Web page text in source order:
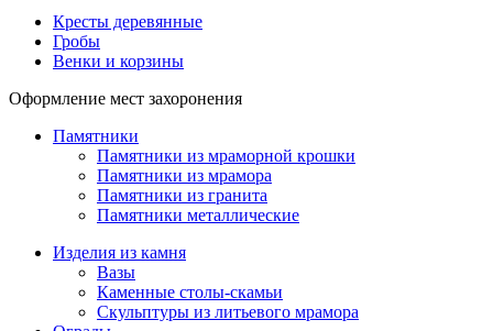
Кресты деревянные
Гробы
Венки и корзины
Оформление мест захоронения
Памятники
Памятники из мраморной крошки
Памятники из мрамора
Памятники из гранита
Памятники металлические
Изделия из камня
Вазы
Каменные столы-скамьи
Скульптуры из литьевого мрамора